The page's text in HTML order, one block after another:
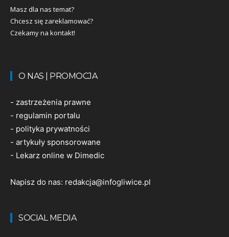
Masz dla nas temat?
Chcesz się zareklamować?
Czekamy na kontakt!
O NAS | PROMOCJA
- zastrzeżenia prawne
- regulamin portalu
- polityka prywatności
- artykuły sponsorowane
- Lekarz online w Dimedic
Napisz do nas: redakcja@infogliwice.pl
SOCIAL MEDIA